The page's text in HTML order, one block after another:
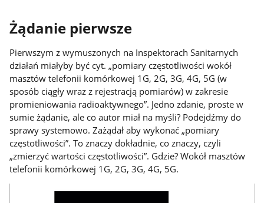
Żądanie pierwsze
Pierwszym z wymuszonych na Inspektorach Sanitarnych
działań miałyby być cyt. „pomiary częstotliwości wokół
masztów telefonii komórkowej 1G, 2G, 3G, 4G, 5G (w
sposób ciągły wraz z rejestracją pomiarów) w zakresie
promieniowania radioaktywnego”. Jedno zdanie, proste w
sumie żądanie, ale co autor miał na myśli? Podejdźmy do
sprawy systemowo. Zażądał aby wykonać „pomiary
częstotliwości”. To znaczy dokładnie, co znaczy, czyli
„zmierzyć wartości częstotliwości”. Gdzie? Wokół masztów
telefonii komórkowej 1G, 2G, 3G, 4G, 5G.